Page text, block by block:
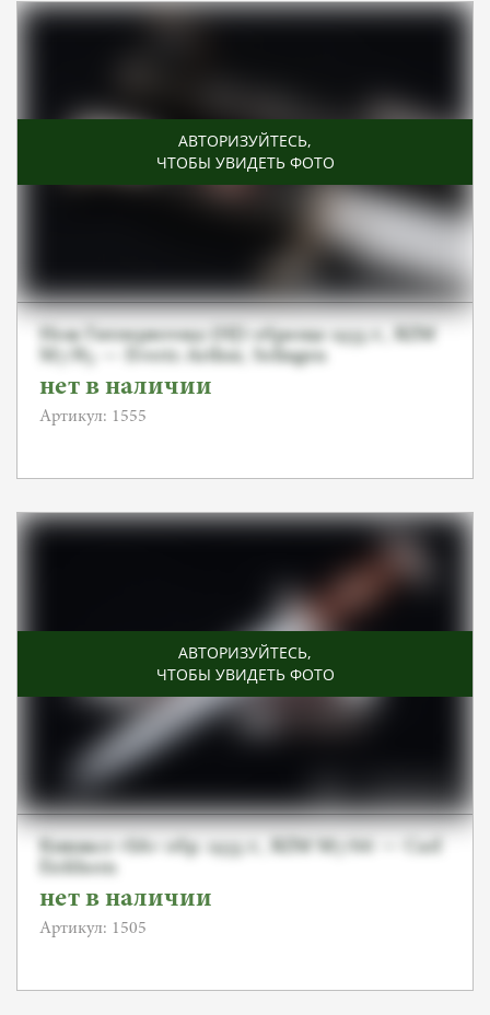
АВТОРИЗУЙТЕСЬ,
ЧТОБЫ УВИДЕТЬ ФОТО
Нож Гитлерюгенд (HJ) образца 1933 г., RZM
M7/85 — Evertz Arthur, Solingen
нет в наличии
Артикул: 1555
АВТОРИЗУЙТЕСЬ,
ЧТОБЫ УВИДЕТЬ ФОТО
Кинжал «SA» обр. 1933 г., RZM M7/66 — Carl
Eickhorn
нет в наличии
Артикул: 1505